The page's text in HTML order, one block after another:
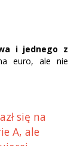
i jednego z
euro, ale nie
się na
A, ale